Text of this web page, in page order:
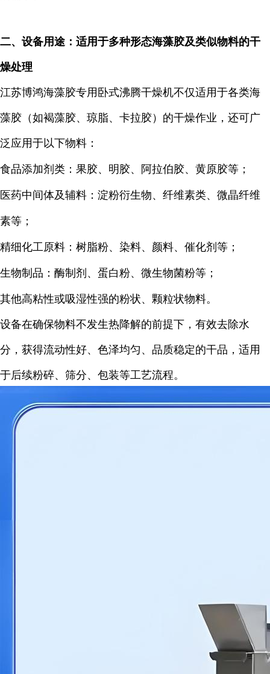
二、设备用途：适用于多种形态海藻胶及类似物料的干
燥处理
江苏博鸿海藻胶专用卧式沸腾干燥机不仅适用于各类海
藻胶（如褐藻胶、琼脂、卡拉胶）的干燥作业，还可广
泛应用于以下物料：
食品添加剂类：果胶、明胶、阿拉伯胶、黄原胶等；
医药中间体及辅料：淀粉衍生物、纤维素类、微晶纤维
素等；
精细化工原料：树脂粉、染料、颜料、催化剂等；
生物制品：酶制剂、蛋白粉、微生物菌粉等；
其他高粘性或吸湿性强的粉状、颗粒状物料。
设备在确保物料不发生热降解的前提下，有效去除水
分，获得流动性好、色泽均匀、品质稳定的干品，适用
于后续粉碎、筛分、包装等工艺流程。